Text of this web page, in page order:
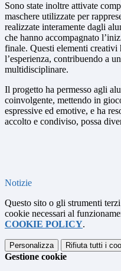
Sono state inoltre attivate
maschere utilizzate per
realizzate interamente dagli
che hanno accompagnato
finale. Questi elementi
l’esperienza, contribuendo a
multidisciplinare.
Il progetto ha permesso agli
coinvolgente, mettendo in
espressive ed emotive, e ha
accolto e condiviso, possa
Notizie
Questo sito o gli strumenti
cookie necessari al
COOKIE POLICY.
Personalizza Rifiuta tutti i
Gestione cookie